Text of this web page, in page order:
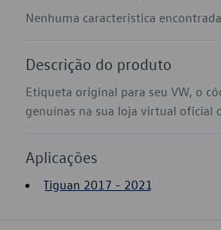
Nenhuma característica
Descrição do produto
Etiqueta original para seu VW, o
genuínas na sua loja virtual oficial
Aplicações
Tiguan 2017 - 2021